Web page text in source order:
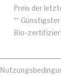
Preis der
**
Bio-